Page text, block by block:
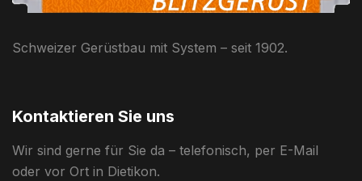
Schweizer Gerüstbau mit System – seit 1902.
Kontaktieren Sie uns
Wir sind gerne für Sie da – telefonisch, per E-Mail
oder vor Ort in Dietikon.